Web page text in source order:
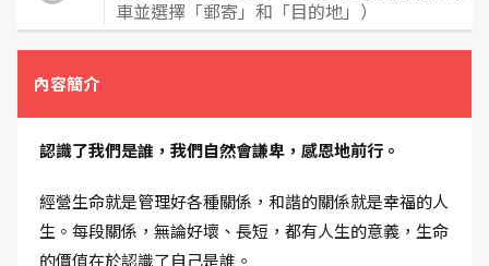
車並選擇「郵寄」和「目的地」）
內容簡介
認識了我們是誰，我們自然會謙卑，感恩地前行。
經營生命就是管理好各種關係，和諧的關係就是幸福的人
生。每段關係，無論好壞、長短，都有人生的意義，生命
的價值在於認識了自己是誰。